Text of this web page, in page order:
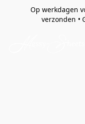
Op werkdagen
verzonden •